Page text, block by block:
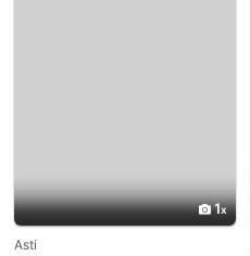
1
Asti